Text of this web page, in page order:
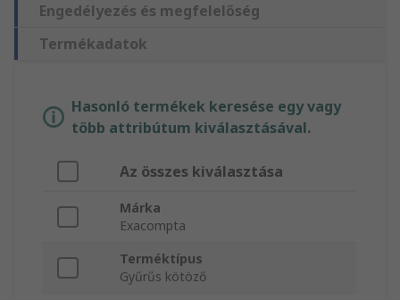
Engedélyezés és megfelelőség
Termékadatok
Hasonló termékek keresése egy vagy
több attribútum kiválasztásával.
Az összes kiválasztása
Márka
Exacompta
Terméktípus
Gyűrűs kötöző